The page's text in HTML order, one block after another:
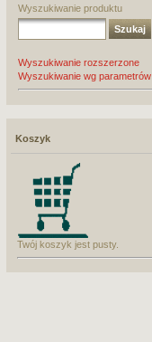
Wyszukiwanie produktu
Wyszukiwanie rozszerzone
Wyszukiwanie wg parametrów
Koszyk
Twój koszyk jest pusty.